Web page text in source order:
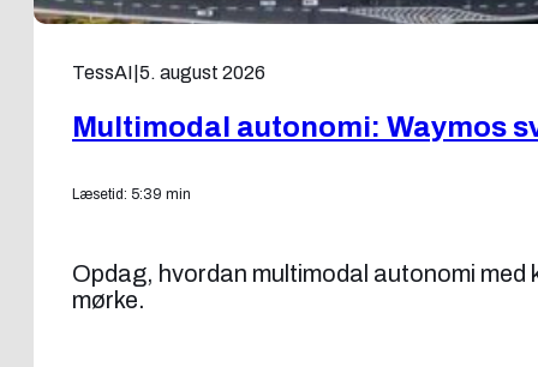
TessAI 5. august 2026
Multimodal autonomi: Waymos
Læsetid: 5:39 min
Opdag, hvordan multimodal autonomi
mørke.